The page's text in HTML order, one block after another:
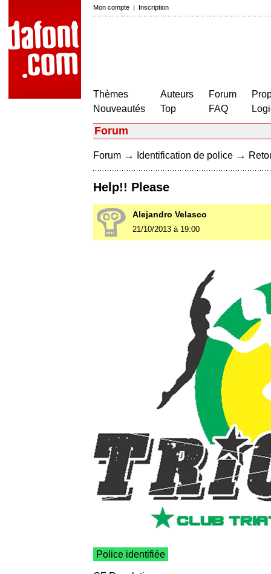
Mon compte | Inscription
Thèmes
Nouveautés
Auteurs
Top
Forum
FAQ
Forum
Forum → Identification de police →
Help!! Please
Alejandro Velasco
21/10/2013 à 19:00
Police identifiée